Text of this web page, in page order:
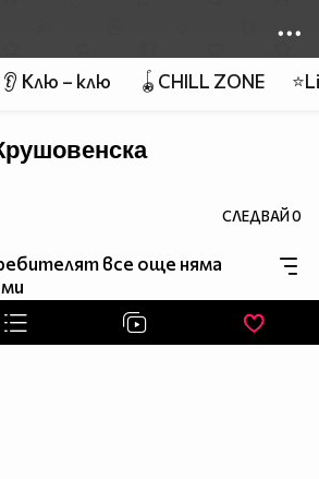
👂 Клю – клю 🪀CHILL ZONE
СЛЕДВАЙ0
все още няма